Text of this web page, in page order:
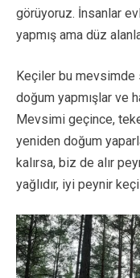
görüyoruz. İnsanlar
yapmış ama düz
Keçiler bu mevsimde
doğum yapmışlar ve
Mevsimi geçince,
yeniden doğum
kalırsa, biz de alır
yağlıdır, iyi peynir